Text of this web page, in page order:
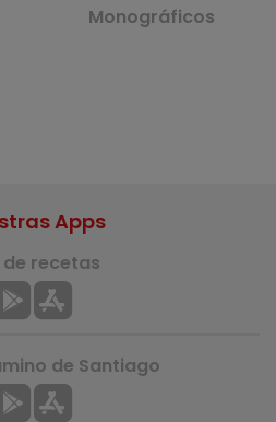
Monográficos
Apps
de recetas
de Santiago